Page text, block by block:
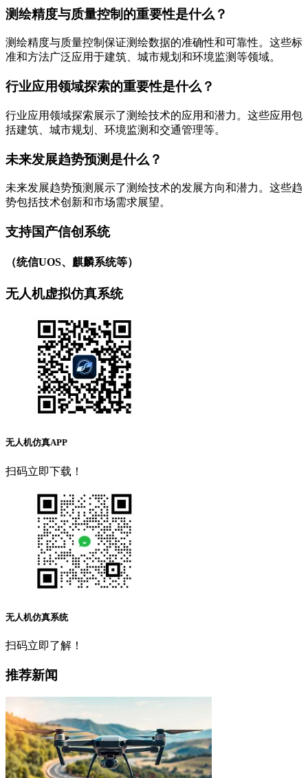
测绘精度与质量控制的重要性是什么？
测绘精度与质量控制保证测绘数据的准确性和可靠性。这些标
准和方法广泛应用于建筑、城市规划和环境监测等领域。
行业应用领域探索的重要性是什么？
行业应用领域探索展示了测绘技术的应用和潜力。这些应用包
括建筑、城市规划、环境监测和交通管理等。
未来发展趋势预测是什么？
未来发展趋势预测展示了测绘技术的发展方向和潜力。这些趋
势包括技术创新和市场需求展望。
支持国产信创系统
（统信UOS、麒麟系统等）
无人机虚拟仿真系统
无人机仿真APP
扫码立即下载！
无人机仿真系统
扫码立即了解！
推荐新闻